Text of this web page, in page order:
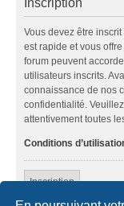
Vous devez être
est rapide et vous
forum peuvent
utilisateurs inscrits.
connaissance de nos
confidentialité.
attentivement toutes
Conditions
Inscription